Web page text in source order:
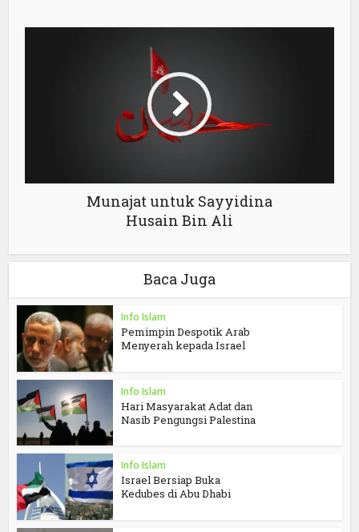
Munajat untuk Sayyidina
Husain Bin Ali
Baca Juga
Info Islam
Pemimpin Despotik Arab
Menyerah kepada Israel
Info Islam
Hari Masyarakat Adat dan
Nasib Pengungsi Palestina
Info Islam
Israel Bersiap Buka
Kedubes di Abu Dhabi